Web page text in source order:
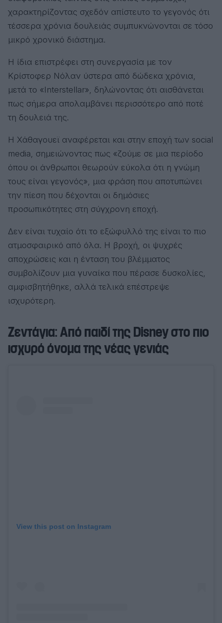
χαρακτηρίζοντας σχεδόν απίστευτο το γεγονός ότι
τέσσερα χρόνια δουλειάς συμπυκνώνονται σε τόσο
μικρό χρονικό διάστημα.
Η ίδια επιστρέφει στη συνεργασία με τον
Κρίστοφερ Νόλαν ύστερα από δώδεκα χρόνια,
μετά το «Interstellar», δηλώνοντας ότι αισθάνεται
πως σήμερα απολαμβάνει περισσότερο από ποτέ
τη δουλειά της.
Η Χάθαγουεϊ αναφέρεται και στην εποχή των social
media, σημειώνοντας πως «ζούμε σε μια περίοδο
όπου οι άνθρωποι θεωρούν εύκολα ότι η γνώμη
τους είναι γεγονός», μια φράση που αποτυπώνει
την πίεση που δέχονται οι δημόσιες
προσωπικότητες στη σύγχρονη εποχή.
Δεν είναι τυχαίο ότι το εξώφυλλό της είναι το πιο
ατμοσφαιρικό από όλα. Η βροχή, οι ψυχρές
αποχρώσεις και η ένταση του βλέμματος
συμβολίζουν μια γυναίκα που πέρασε δυσκολίες,
αμφισβητήθηκε, αλλά τελικά επέστρεψε
ισχυρότερη.
Ζεντάγια: Από παιδί της Disney στο πιο
ισχυρό όνομα της νέας γενιάς
View this post on Instagram